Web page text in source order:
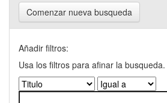
Comenzar nueva busqueda
Añadir filtros:
Usa los filtros para afinar la busqueda.